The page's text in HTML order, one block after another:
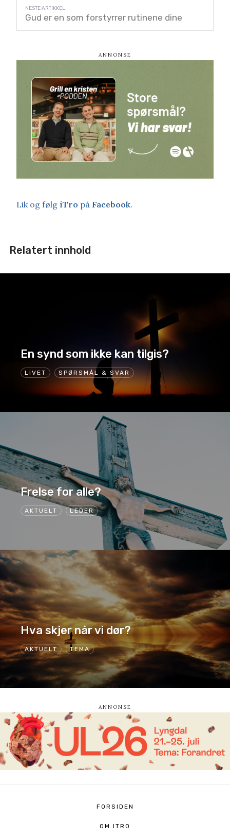
Gud er en som forstyrrer rutinene dine
Lik og følg iTro på Facebook.
Relatert innhold
LIVET SPØRSMÅL & SVAR
En synd som ikke kan tilgis?
AKTUELT LEDER
Frelse for alle?
AKTUELT TEMA
Hva skjer når vi dør?
FORSIDEN
OM ITRO